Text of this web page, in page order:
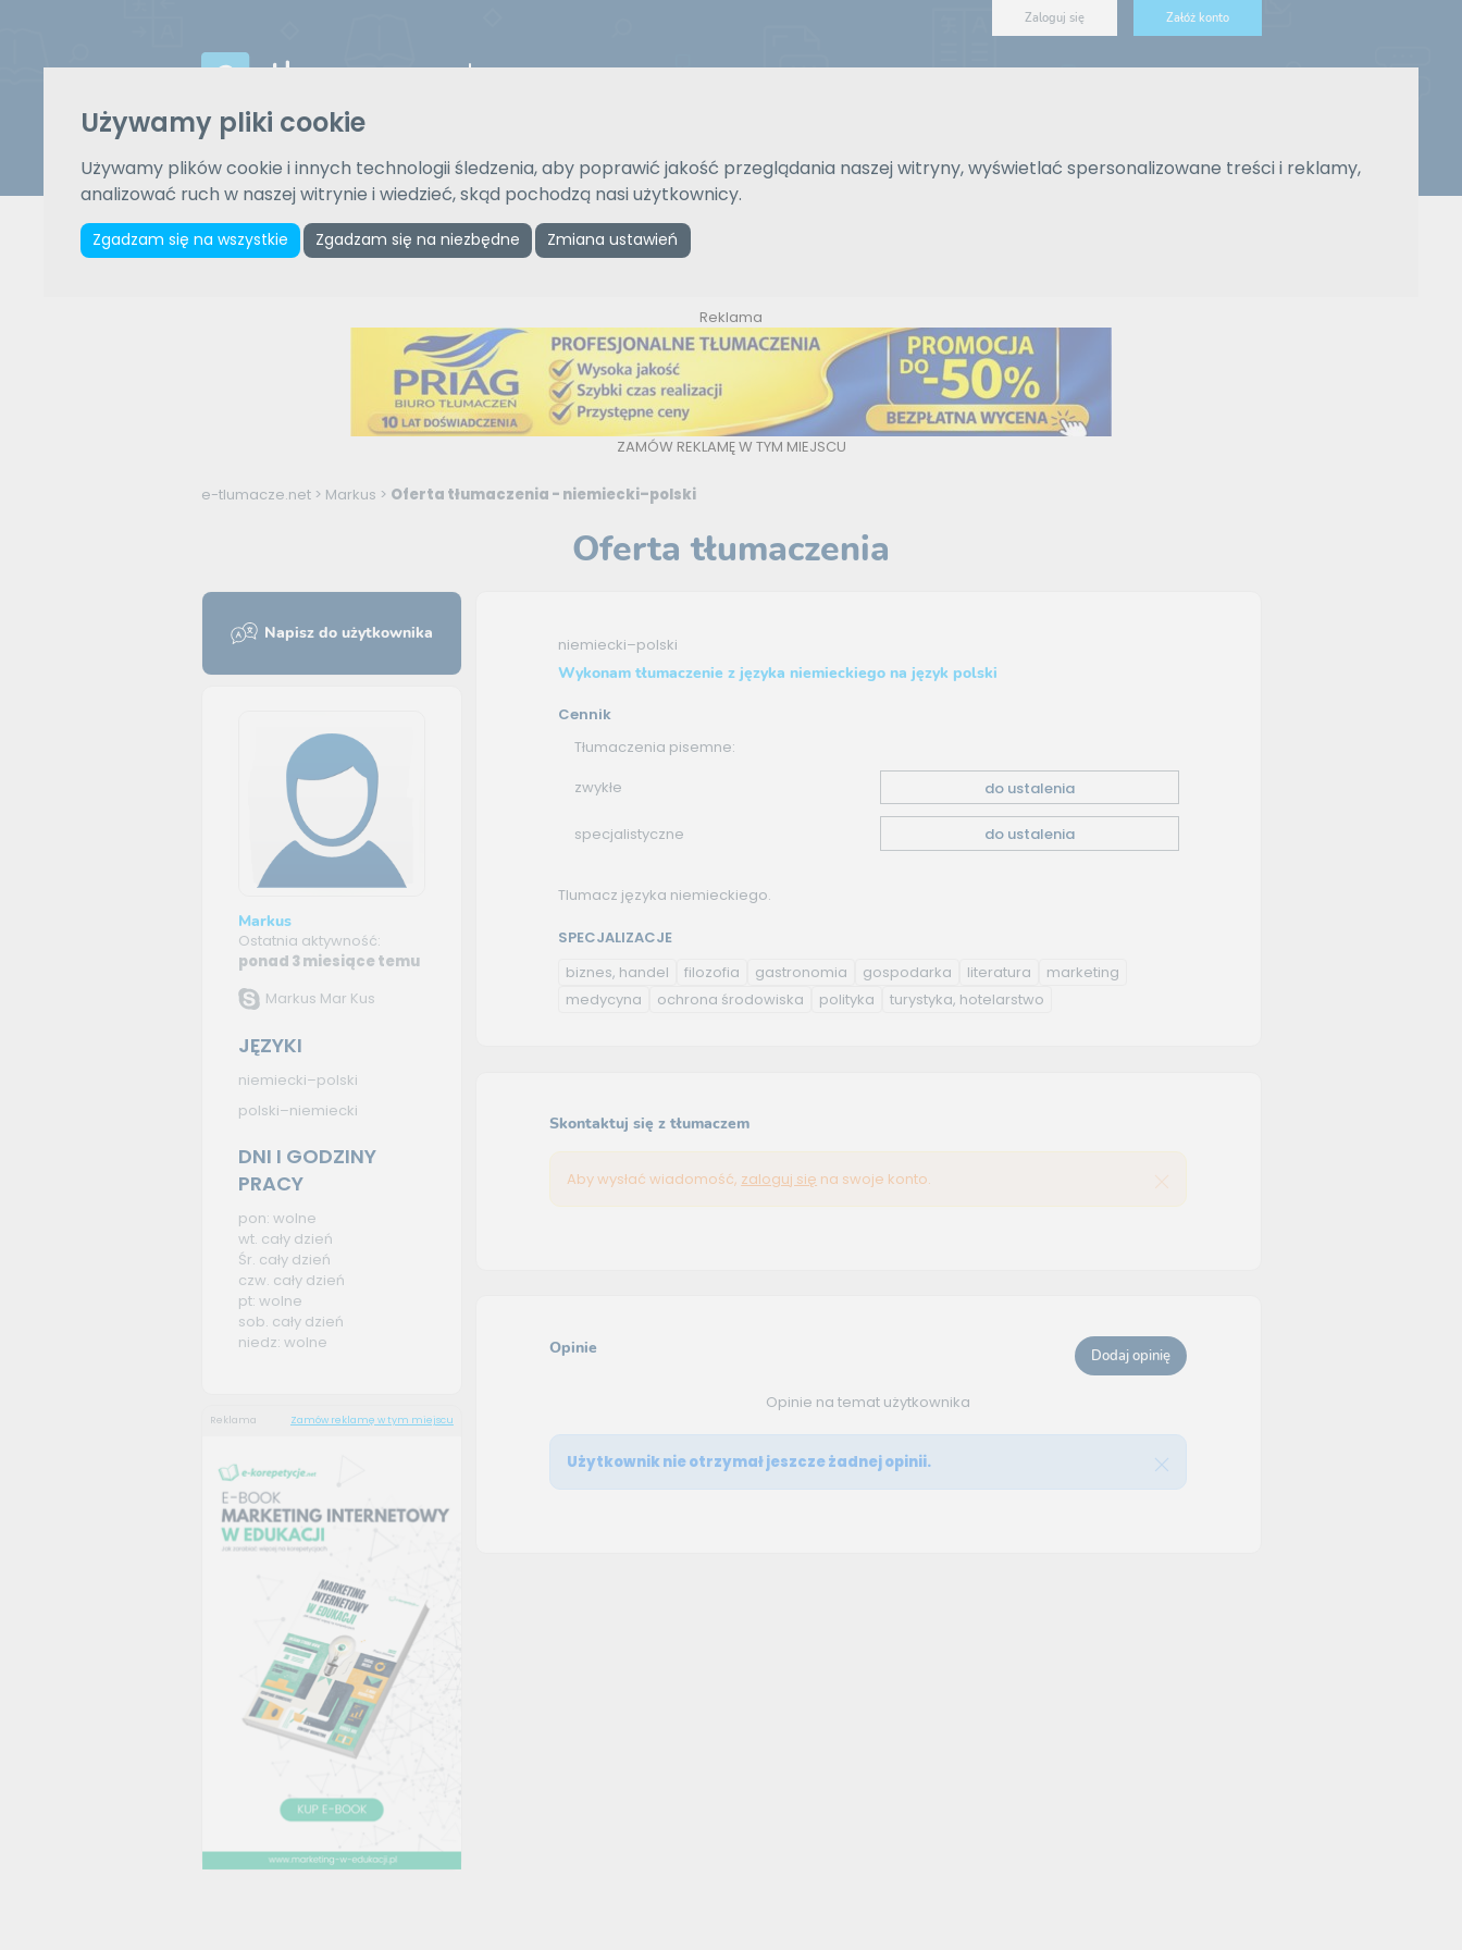
Używamy pliki cookie
Używamy plików cookie i innych technologii śledzenia, aby poprawić jakość przeglądania naszej witryny, wyświetlać spersonalizowane treści i reklamy,
analizować ruch w naszej witrynie i wiedzieć, skąd pochodzą nasi użytkownicy.
Zgadzam się na wszystkie Zgadzam się na niezbędne Zmiana ustawień
Zaloguj się Załóż konto
Wybierz język
Na język
Wybierz język
Typ tłumaczenia
Reklama
ZAMÓW REKLAMĘ W TYM MIEJSCU
e-tlumacze.net> Markus > Oferta tłumaczenia - niemiecki–polski
Oferta tłumaczenia
Napisz do użytkownika
Markus
Ostatnia aktywność:
ponad 3 miesiące temu
Markus Mar Kus
JĘZYKI
niemiecki–polski
polski–niemiecki
DNI I GODZINY
PRACY
pon: wolne
wt. cały dzień
Śr. cały dzień
czw. cały dzień
pt: wolne
sob. cały dzień
niedz: wolne
Reklama Zamów reklamę w tym miejscu
niemiecki–polski
Wykonam tłumaczenie z języka niemieckiego na język polski
Cennik
Tłumaczenia pisemne:
zwykłe
do ustalenia
specjalistyczne do ustalenia
Tlumacz języka niemieckiego.
SPECJALIZACJE
biznes, handel
filozofia gastronomia gospodarka literatura
marketing
medycyna
ochrona środowiska polityka turystyka, hotelarstwo
Skontaktuj się z tłumaczem
Aby wysłać wiadomość, zaloguj się na swoje konto.
Opinie Dodaj opinię
Opinie na temat użytkownika
Użytkownik nie otrzymał jeszcze żadnej opinii.